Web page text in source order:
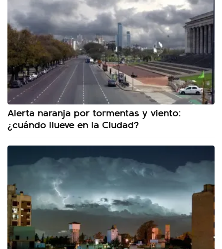
Alerta naranja por tormentas y viento:
¿cuándo llueve en la Ciudad?